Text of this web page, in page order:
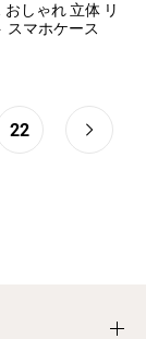
しゃれ 立体 リ
スマホケース
22